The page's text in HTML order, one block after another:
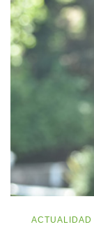
ACTUALIDAD